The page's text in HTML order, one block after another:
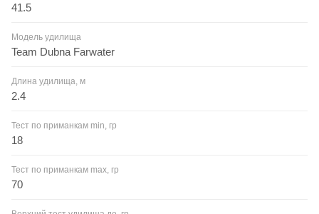
41.5
Модель удилища
Team Dubna Farwater
Длина удилища, м
2.4
Тест по приманкам min, гр
18
Тест по приманкам max, гр
70